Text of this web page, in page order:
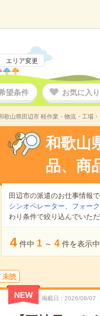
エリア変更
望条件 お気に入
歌山県田辺市 軽作業・物流・工場
和歌山
品、商
田辺市の派遣のお仕事情報
シンオペレーター、 フォー
わり条件で絞り込んでいた
4 件中 1 ～ 4 件を表示中
未読
NEW 掲載日 2026/08/07